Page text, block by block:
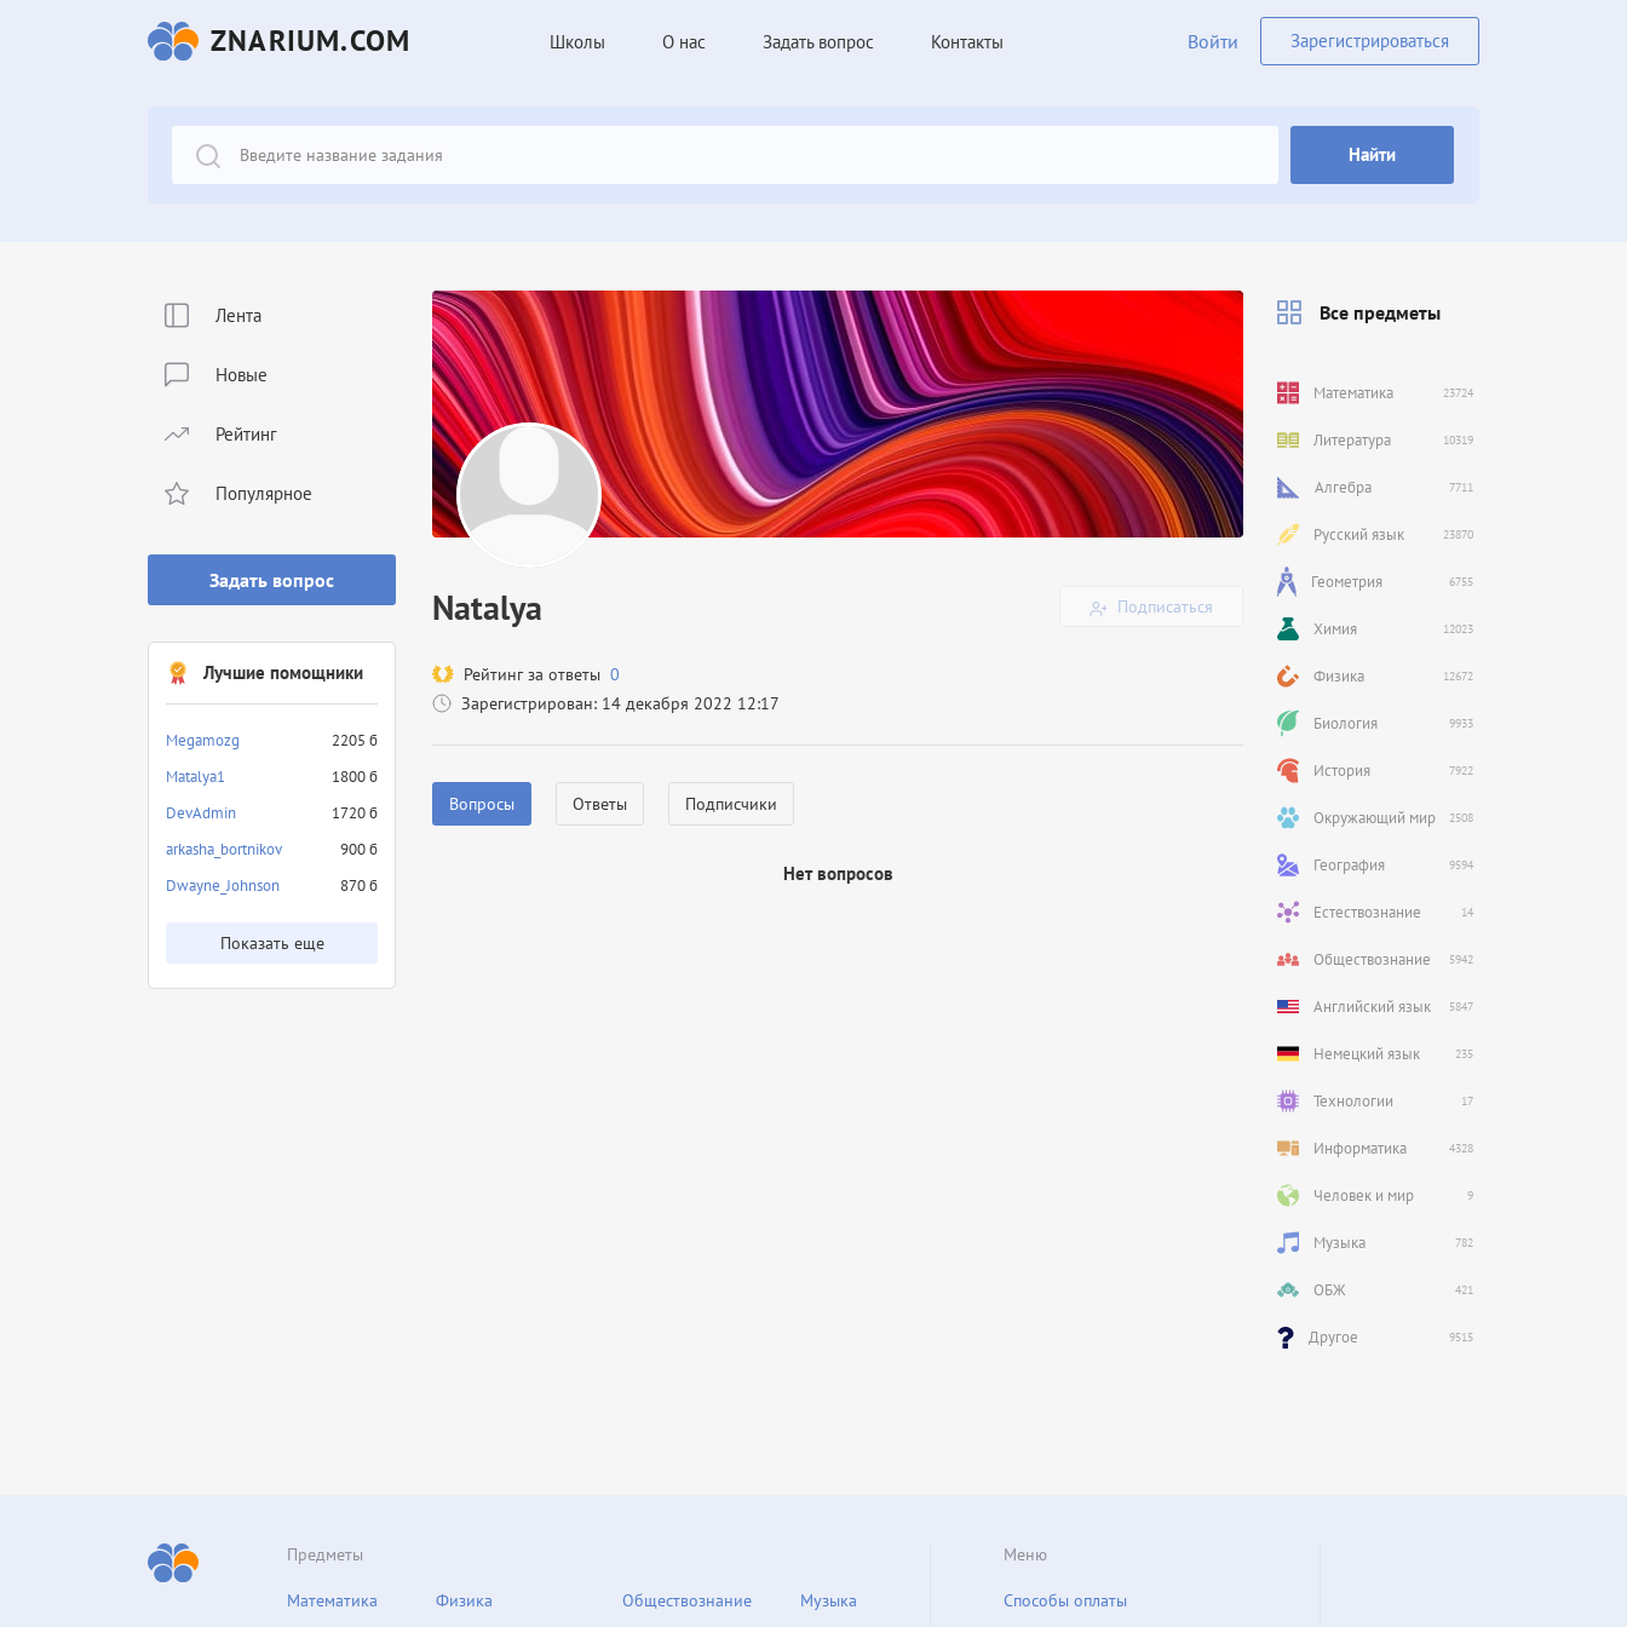
ZNARIUM.COM Школы О нас Задать вопрос Контакты Войти Зарегистрироваться
Найти
Лента
Новые
Рейтинг
Популярное
Задать вопрос
Лучшие помощники
Megamozg
2205 б
Matalya1
1800 б
DevAdmin
1720 б
arkasha_bortnikov
900 б
Dwayne_Johnson
870 б
Показать еще
Natalya Подписаться
Рейтинг за ответы 0
Зарегистрирован: 14 декабря 2022 12:17
Вопросы Ответы Подписчики
Нет вопросов
Все предметы
Математика 23724
Литература 10319
Алгебра 7711
Русский язык 23870
Геометрия 6755
Химия 12023
Физика 12672
Биология 9933
История 7922
Окружающий мир 2508
География 9594
Естествознание 14
Обществознание 5942
Английский язык 5847
Немецкий язык 235
Технологии 17
Информатика 4328
Человек и мир 9
Музыка 782
ОБЖ 421
Другое 9515
Предметы
Математика
Физика
Обществознание
Музыка
Меню
Способы оплаты